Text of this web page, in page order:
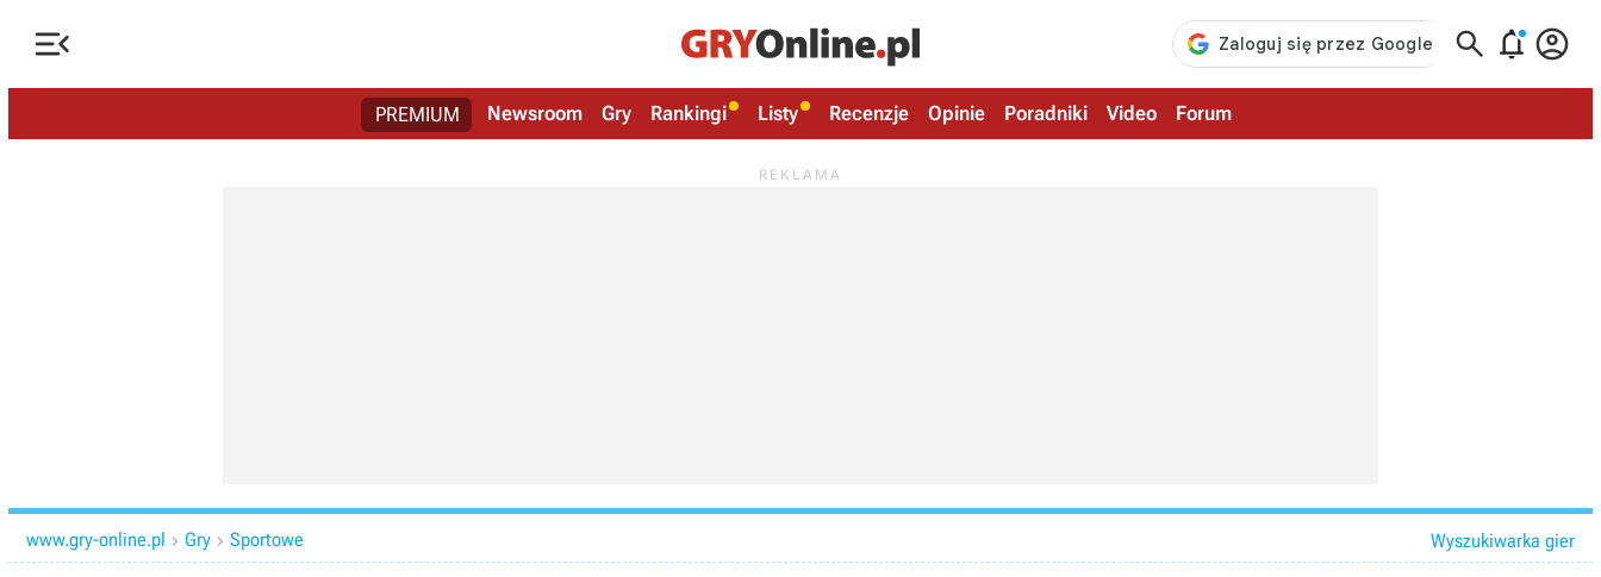
   
PREMIUM Newsroom Gry Rankingi Listy Recenzje Opinie Poradniki Video Forum
www.gry-online.pl  Gry  Sportowe Wyszukiwarka gier